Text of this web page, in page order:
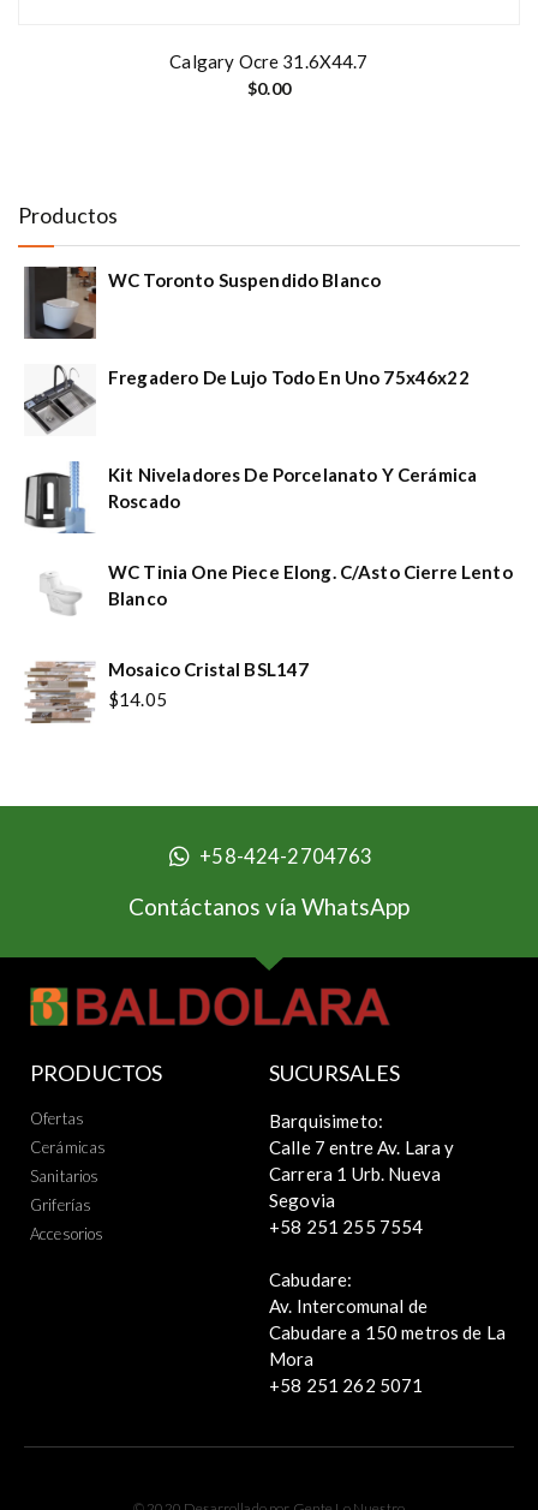
Calgary Ocre 31.6X44.7
$0.00
Productos
WC Toronto Suspendido Blanco
Fregadero De Lujo Todo En Uno 75x46x22
Kit Niveladores De Porcelanato Y Cerámica
Roscado
WC Tinia One Piece Elong. C/Asto Cierre Lento
Blanco
Mosaico Cristal BSL147
$14.05
+58-424-2704763
Contáctanos vía WhatsApp
PRODUCTOS
Ofertas
Cerámicas
Sanitarios
Griferías
Accesorios
SUCURSALES
Barquisimeto:
Calle 7 entre Av. Lara y
Carrera 1 Urb. Nueva
Segovia
+58 251 255 7554
Cabudare:
Av. Intercomunal de
Cabudare a 150 metros de La
Mora
+58 251 262 5071